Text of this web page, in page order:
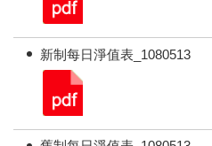
新制每日淨值表_1080513